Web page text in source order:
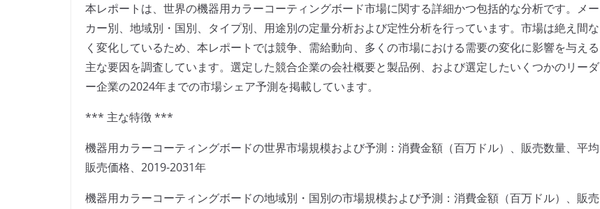
本レポートは、世界の機器用カラーコーティングボード市場に関する詳細かつ包括的な分析です。メー
カー別、地域別・国別、タイプ別、用途別の定量分析および定性分析を行っています。市場は絶え間な
く変化しているため、本レポートでは競争、需給動向、多くの市場における需要の変化に影響を与える
主な要因を調査しています。選定した競合企業の会社概要と製品例、および選定したいくつかのリーダ
ー企業の2024年までの市場シェア予測を掲載しています。
*** 主な特徴 ***
機器用カラーコーティングボードの世界市場規模および予測：消費金額（百万ドル）、販売数量、平均
販売価格、2019-2031年
機器用カラーコーティングボードの地域別・国別の市場規模および予測：消費金額（百万ドル）、販売